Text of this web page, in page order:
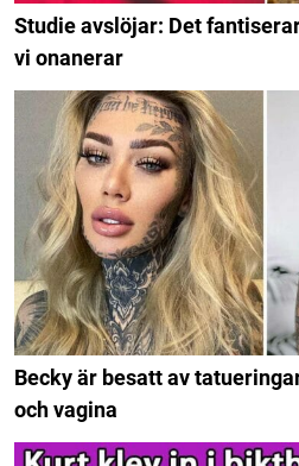
Studie avslöjar: Det
vi onanerar
Becky är besatt av
och vagina